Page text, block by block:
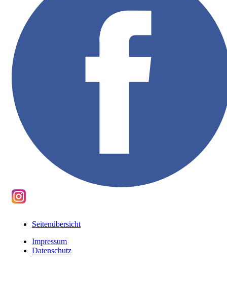
Seitenübersicht
Impressum
Datenschutz